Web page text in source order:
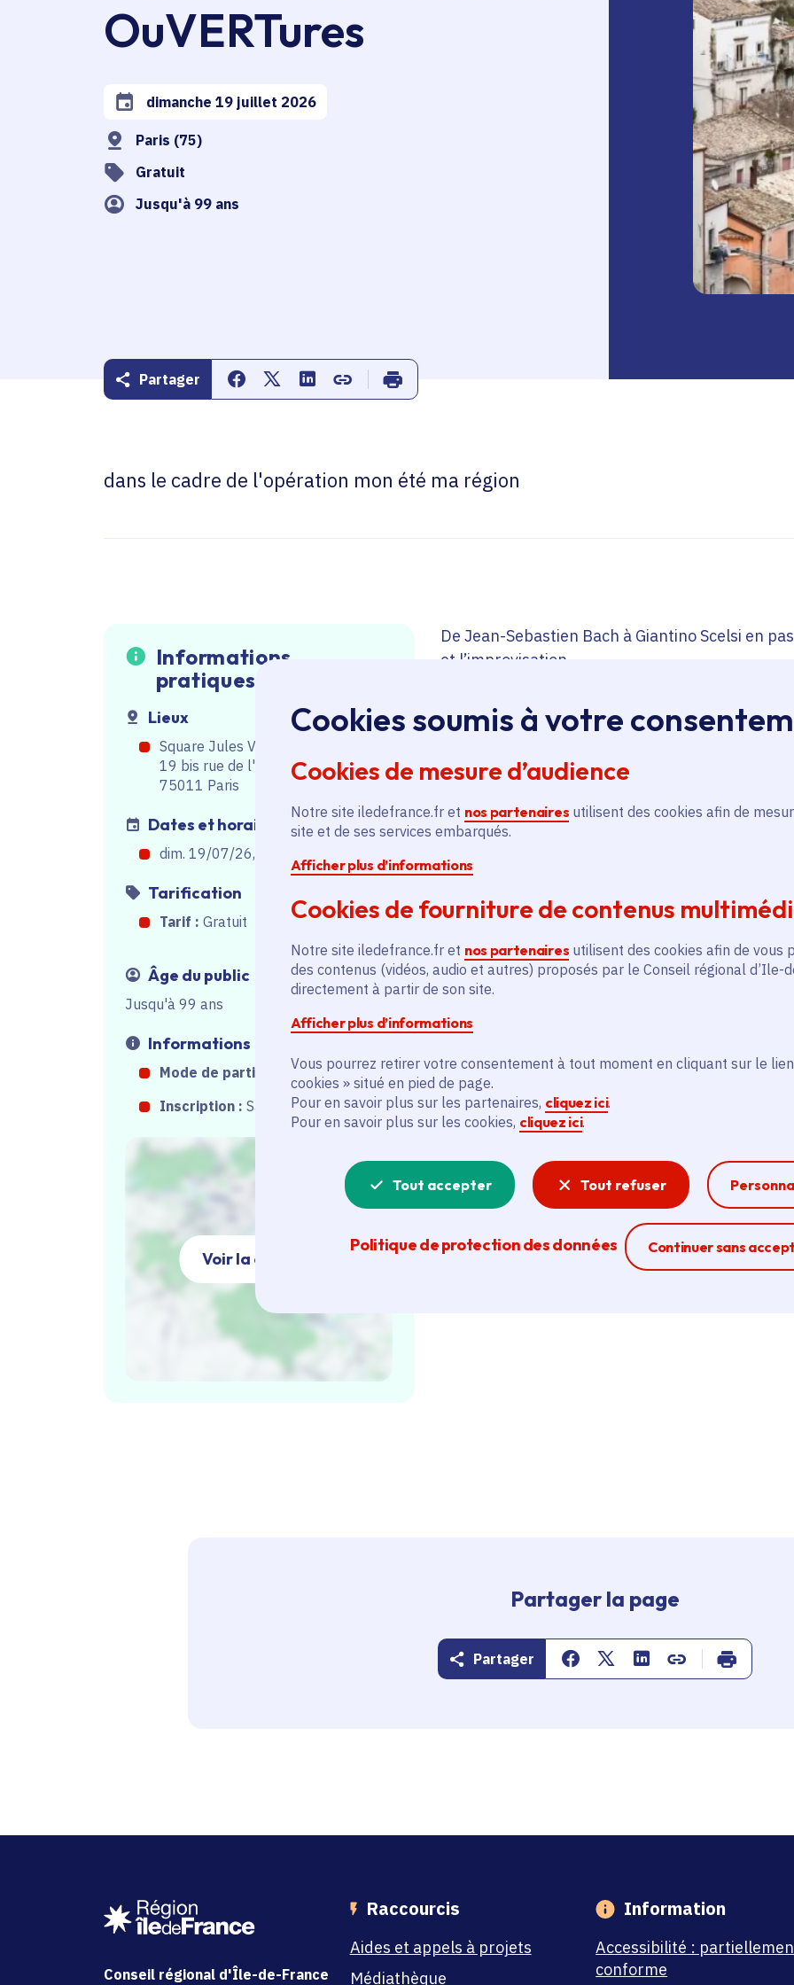
Cookies soumis à votre
Cookies de mesure d’audience
Notre site iledefrance.fr et nos partenaires utilisent des cookies afin de
site et de ses services embarqués.
Afficher plus d’informations
Cookies de fourniture de contenus
Notre site iledefrance.fr et nos partenaires utilisent des cookies afin de vous
des contenus (vidéos, audio et autres) proposés par le Conseil régional d’Ile-
directement à partir de son site.
Afficher plus d’informations
Vous pourrez retirer votre consentement à tout moment en cliquant sur le
cookies » situé en pied de page.
Pour en savoir plus sur les partenaires, cliquez ici.
Pour en savoir plus sur les cookies, cliquez ici.
Tout accepter Tout refuser
Politique de protection des données Continuer sans
Ferme la
OuVERTures
Date de l'arrêté
dimanche 19 juillet 2026
Paris (75)
Gratuit
Jusqu'à 99 ans
Partager Partager sur Facebook
Partager sur Twitter
Partager sur Linkedin
Copier dans le presse-papier
Imprimer
dans le cadre de l'opération mon été ma région
Informations
pratiques
Lieux
Square Jules Verne
19 bis rue de l'Orillon 75011 Paris
75011 Paris
Dates et horaires
dim. 19/07/26, de 16h00
Tarification
Tarif : Gratuit
Âge du public
Jusqu'à 99 ans
Informations
Mode de participation :Sur place
Inscription : Sans inscription
Voir la carte
De Jean-Sebastien Bach à Giantino Scelsi en
et l’improvisation
Organisé autour de la transcription de cinq
Bach, ce programme est interprété par un trio
d’une clarinette et d’un euphonium.
L’adaptation de ces chefs-d’œuvre de la
d’en révéler des nuances inouïes et de créer
traditionnel de chansons et de danses issues
Orléans. C’est tout autant la joie d’une fête
Ce concert prend la forme d’un Voyage de
sans interruption ; il est rythmé par de courtes
Pezzi de G.Scelsi, Fragments pour Rameau
permettent une réflexion sur la nature du son
concert, intégrant les spectateurs dans un
propice à l’introspection.
Partager la page
Partager Partager sur Facebook
Partager sur Twitter
Partager sur Linkedin
Copier dans le
Imprimer
Conseil régional d'Île-de-France
Raccourcis
Aides et appels à projets
Médiathèque
Information
Accessibilité :
conforme